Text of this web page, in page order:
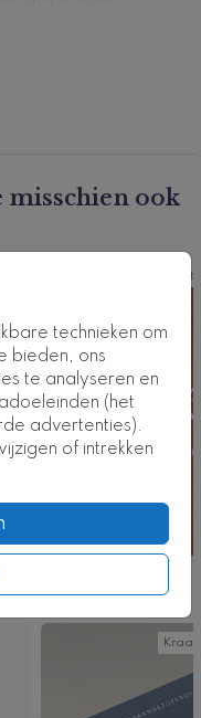
technieken om
bieden, ons
te analyseren en
(het
advertenties).
of intrekken
misschien ook